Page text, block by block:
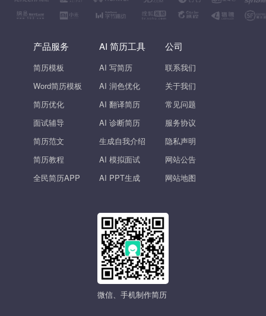
产品服务
简历模板
Word简历模板
简历优化
面试辅导
简历范文
简历教程
全民简历APP
AI 简历工具
AI 写简历
AI 润色优化
AI 翻译简历
AI 诊断简历
生成自我介绍
AI 模拟面试
AI PPT生成
公司
联系我们
关于我们
常见问题
服务协议
隐私声明
网站公告
网站地图
微信、手机制作简历